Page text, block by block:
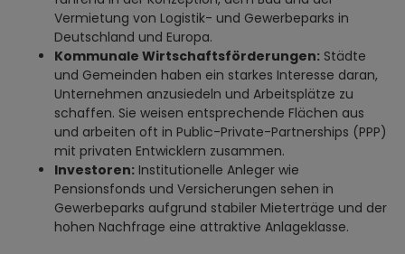
Vermietung von Logistik- und Gewerbeparks in
Deutschland und Europa.
Kommunale Wirtschaftsförderungen: Städte
und Gemeinden haben ein starkes Interesse daran,
Unternehmen anzusiedeln und Arbeitsplätze zu
schaffen. Sie weisen entsprechende Flächen aus
und arbeiten oft in Public-Private-Partnerships (PPP)
mit privaten Entwicklern zusammen.
Investoren: Institutionelle Anleger wie
Pensionsfonds und Versicherungen sehen in
Gewerbeparks aufgrund stabiler Mieterträge und der
hohen Nachfrage eine attraktive Anlageklasse.